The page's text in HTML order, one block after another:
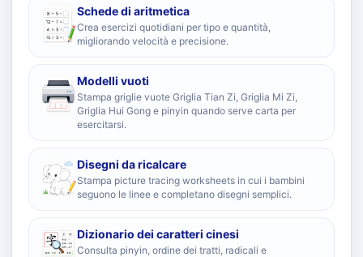
Schede di aritmetica
Crea esercizi quotidiani per tipo e quantità,
migliorando velocità e precisione.
Modelli vuoti
Stampa griglie vuote Griglia Tian Zi, Griglia Mi Zi,
Griglia Hui Gong e pinyin quando serve carta per
esercitarsi.
Disegni da ricalcare
Stampa picture tracing worksheets in cui i bambini
seguono le linee e completano disegni semplici.
Dizionario dei caratteri cinesi
Consulta pinyin, ordine dei tratti, radicali e